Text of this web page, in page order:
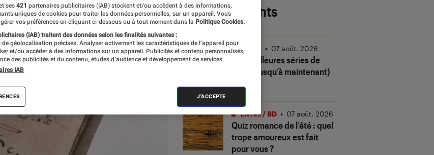
Les plus récents
Les meilleures séries de
2026 (jusqu’à maintenant)
Séries • 07 août. 2026
Quiz romance de l’été : quel
trope amoureux est fait
pour vous ?
Livres / BD • 07 août. 2026
ses 421 partenaires publicitaires (IAB) stockent et/ou accèdent à des informations,
uniques de cookies pour traiter les données personnelles, sur un appareil. Vous
vos préférences en cliquant ci-dessous ou à tout moment dans la Politique Cookies.
(IAB) traitent des données selon les finalités suivantes :
de géolocalisation précises. Analyser activement les caractéristiques de l’appareil pour
et/ou accéder à des informations sur un appareil. Publicités et contenu personnalisés,
des publicités et du contenu, études d’audience et développement de services.
IAB
J'ACCEPTE